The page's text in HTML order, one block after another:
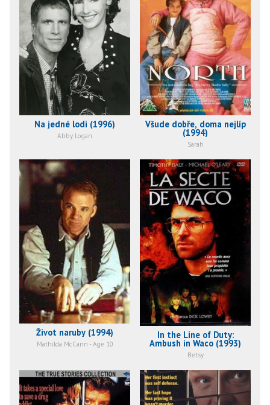
Na jedné lodi (1996)
Abby Logan
Všude dobře, doma nejlíp
(1994)
Sarah
Život naruby (1994)
Mathilda McCann - Age 10
In the Line of Duty:
Ambush in Waco (1993)
Betsy